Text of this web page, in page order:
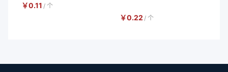
￥0.11 / 个
￥0.22 / 个